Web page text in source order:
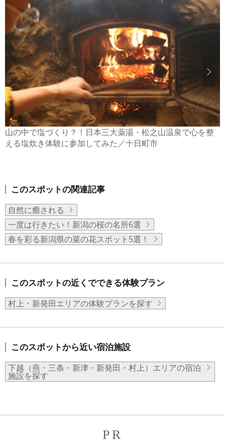
山の中で塩づくり？！日本三大薬湯・松之山温泉で心を整
える塩炊き体験に参加してみた／十日町市
このスポットの関連記事
自然に癒される
一度は行きたい！新潟の桜の名所6選
春を彩る新潟県の菜の花スポット5選！
このスポットの近くでできる体験プラン
村上・新発田エリアの体験プランを探す
このスポットから近い宿泊施設
下越（燕・三条・新津・新発田・村上）エリアの宿泊
施設を探す
PR